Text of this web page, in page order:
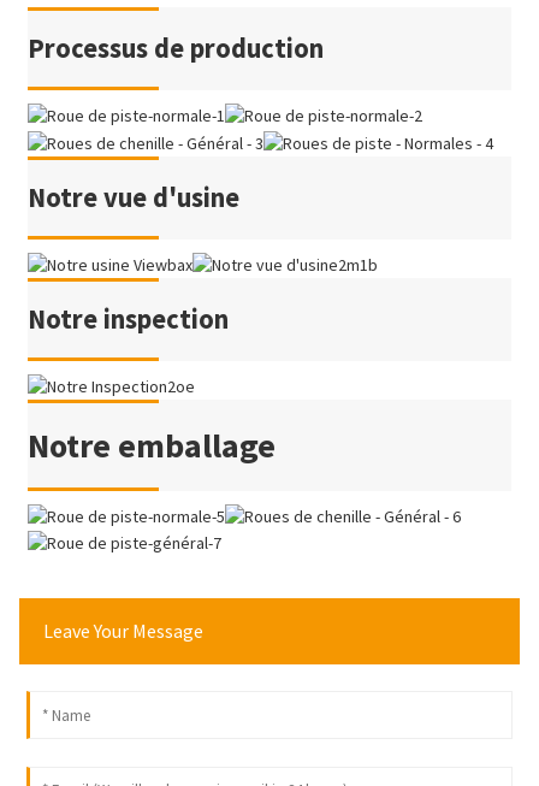
Processus de production
Notre vue d'usine
Notre inspection
Notre emballage
Leave Your Message